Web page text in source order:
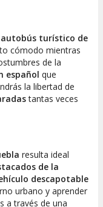
autobús turístico de
cómodo mientras
de la
español que
la libertad de
tantas veces
resulta ideal
de la
descapotable
urbano y aprender
a través de una